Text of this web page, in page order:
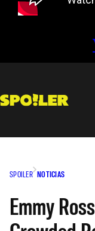
SPOILER NOTICIAS
Emmy